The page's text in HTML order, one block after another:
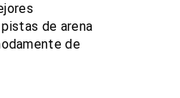
de arena
de